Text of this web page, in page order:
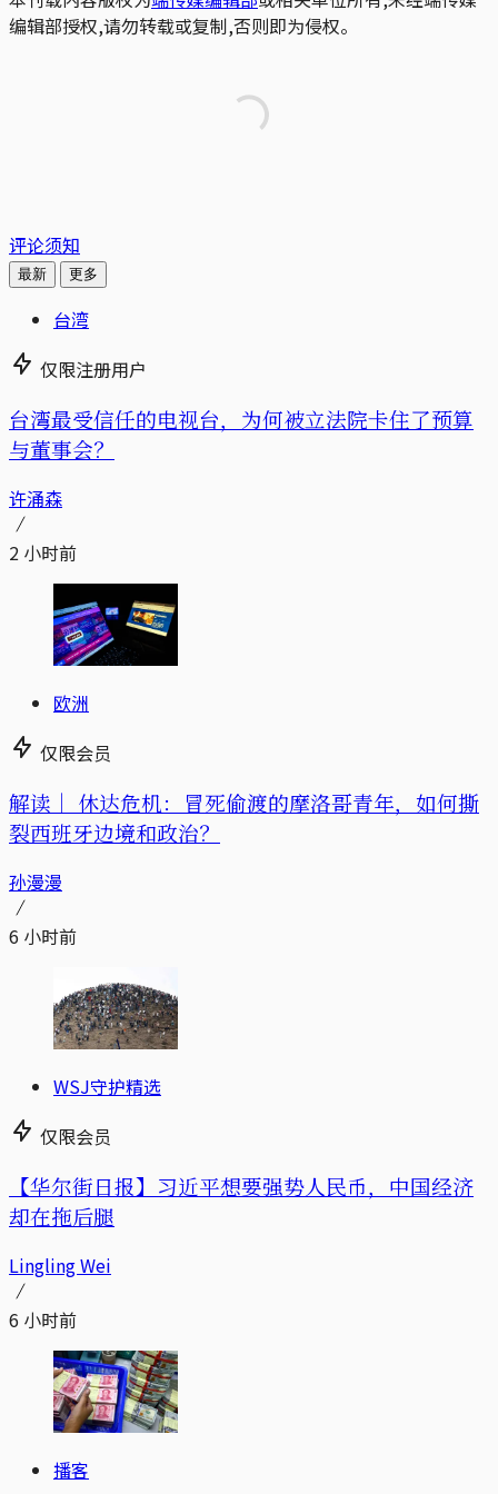
编辑部授权,请勿转载或复制,否则即为侵权。
评论须知
最新 更多
台湾
仅限注册用户
台湾最受信任的电视台，为何被立法院卡住了预算
与董事会？
许涌森
2 小时前
欧洲
仅限会员
解读｜ 休达危机：冒死偷渡的摩洛哥青年，如何撕
裂西班牙边境和政治？
孙漫漫
6 小时前
WSJ守护精选
仅限会员
【华尔街日报】习近平想要强势人民币，中国经济
却在拖后腿
Lingling Wei
6 小时前
播客